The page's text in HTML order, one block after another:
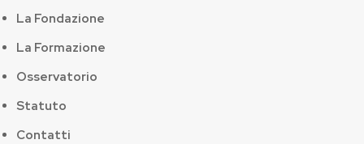
La Fondazione
La Formazione
Osservatorio
Statuto
Contatti